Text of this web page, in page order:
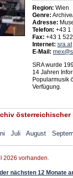
Region: Wien
Genre:
Adresse:
Telefon: +43 1
Fax: +43 1
Internet: sra.at
E-Mail:
SRA wurde
14 Jahren
Popularmusik
Verfügung.
Juli August
2026 vorhanden.
nächsten 12 Monate